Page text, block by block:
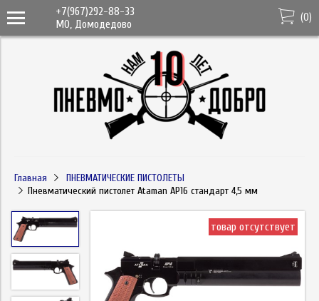
+7(967)292-88-33
МО, Домодедово
(0)
Главная
ПНЕВМАТИЧЕСКИЕ ПИСТОЛЕТЫ
Пневматический пистолет Ataman АР16 стандарт 4,5 мм
товар отсутствует